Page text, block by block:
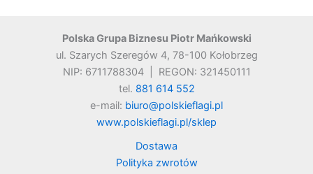
Polska Grupa Biznesu Piotr Mańkowski
ul. Szarych Szeregów 4, 78-100 Kołobrzeg
NIP: 6711788304 | REGON: 321450111
tel. 881 614 552
e-mail: biuro@polskieflagi.pl
www.polskieflagi.pl/sklep
Dostawa
Polityka zwrotów